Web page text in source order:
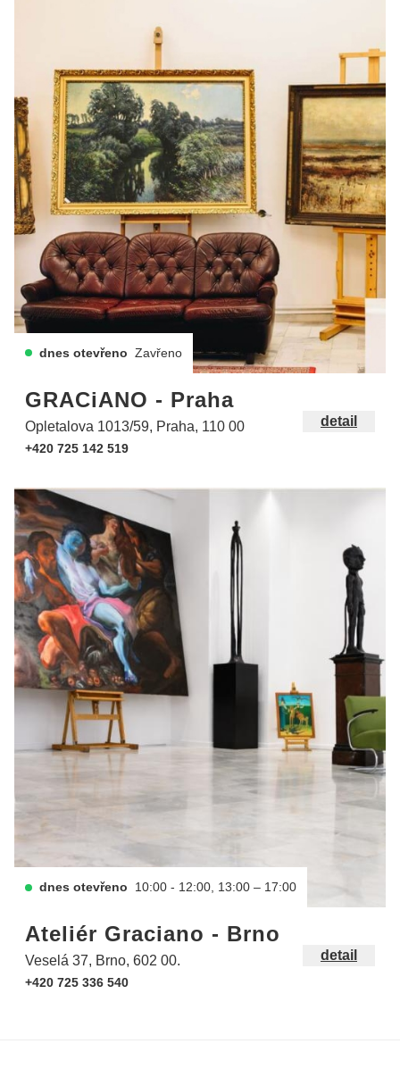
dnes otevřeno Zavřeno
GRACiANO - Praha
Opletalova 1013/59, Praha, 110 00
+420 725 142 519
detail
dnes otevřeno 10:00 - 12:00, 13:00 – 17:00
Ateliér Graciano - Brno
Veselá 37, Brno, 602 00.
+420 725 336 540
detail